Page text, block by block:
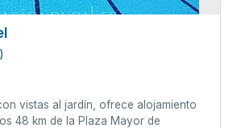
vistas al jardín, ofrece alojamiento
48 km de la Plaza Mayor de